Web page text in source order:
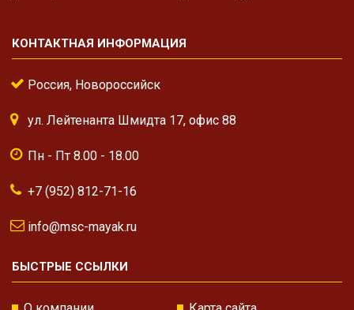
КОНТАКТНАЯ ИНФОРМАЦИЯ
Россия, Новороссийск
ул. Лейтенанта Шмидта 17, офис 88
Пн - Пт 8.00 - 18.00
+7 (952) 812-71-16
info@msc-mayak.ru
БЫСТРЫЕ ССЫЛКИ